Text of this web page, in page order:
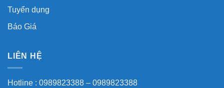
Tuyển dụng
Báo Giá
LIÊN HỆ
Hotline : 0989823388 – 0989823388